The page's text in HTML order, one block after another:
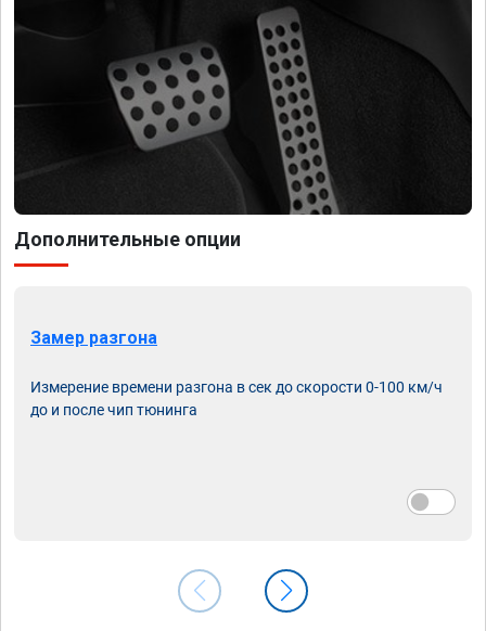
Дополнительные опции
Замер разгона
Измерение времени разгона в сек до скорости 0-100 км/ч
до и после чип тюнинга